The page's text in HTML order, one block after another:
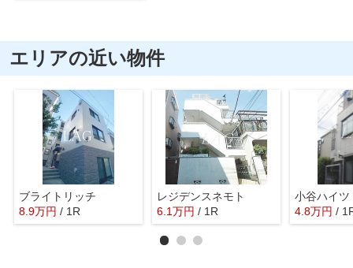
エリアの近い物件
ブライトリッチ
8.9万円 / 1R
レジデンスネモト
6.1万円 / 1R
小谷ハイツ
4.8万円 /